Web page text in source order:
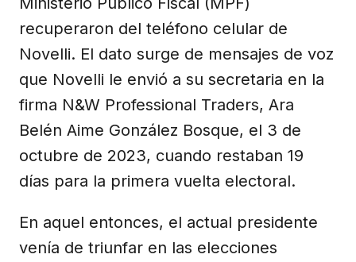
recuperaron del teléfono celular de
Novelli. El dato surge de mensajes de voz
que Novelli le envió a su secretaria en la
firma N&W Professional Traders, Ara
Belén Aime González Bosque, el 3 de
octubre de 2023, cuando restaban 19
días para la primera vuelta electoral.
En aquel entonces, el actual presidente
venía de triunfar en las elecciones